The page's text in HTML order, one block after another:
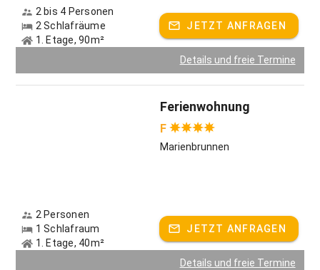
2 bis 4 Personen
2 Schlafräume
1. Etage, 90m²
JETZT ANFRAGEN
Details und freie Termine
Ferienwohnung
F
Marienbrunnen
2 Personen
1 Schlafraum
1. Etage, 40m²
JETZT ANFRAGEN
Details und freie Termine